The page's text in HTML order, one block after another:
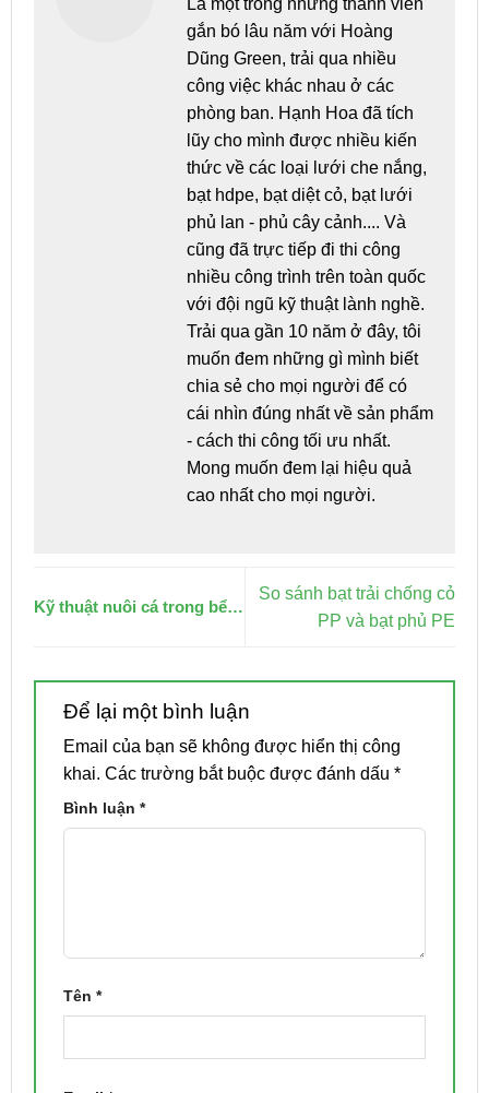
Là một trong những thành viên
gắn bó lâu năm với Hoàng
Dũng Green, trải qua nhiều
công việc khác nhau ở các
phòng ban. Hạnh Hoa đã tích
lũy cho mình được nhiều kiến
thức về các loại lưới che nắng,
bạt hdpe, bạt diệt cỏ, bạt lưới
phủ lan - phủ cây cảnh.... Và
cũng đã trực tiếp đi thi công
nhiều công trình trên toàn quốc
với đội ngũ kỹ thuật lành nghề.
Trải qua gần 10 năm ở đây, tôi
muốn đem những gì mình biết
chia sẻ cho mọi người để có
cái nhìn đúng nhất về sản phẩm
- cách thi công tối ưu nhất.
Mong muốn đem lại hiệu quả
cao nhất cho mọi người.
Kỹ thuật nuôi cá trong bể
So sánh bạt trải chống cỏ
PP và bạt phủ PE
Để lại một bình luận
Email của bạn sẽ không được hiển thị công
khai. Các trường bắt buộc được đánh dấu *
Bình luận *
Tên *